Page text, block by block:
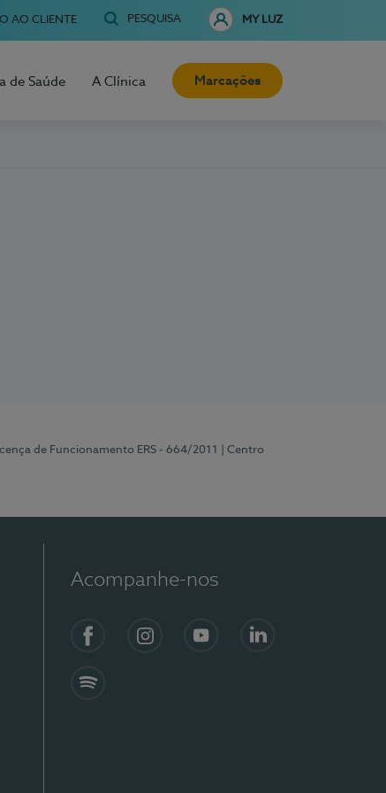
AO CLIENTE PESQUISA MY LUZ
de Saúde A Clínica Marcações
de Funcionamento ERS - 664/2011
| Centro
Acompanhe-nos